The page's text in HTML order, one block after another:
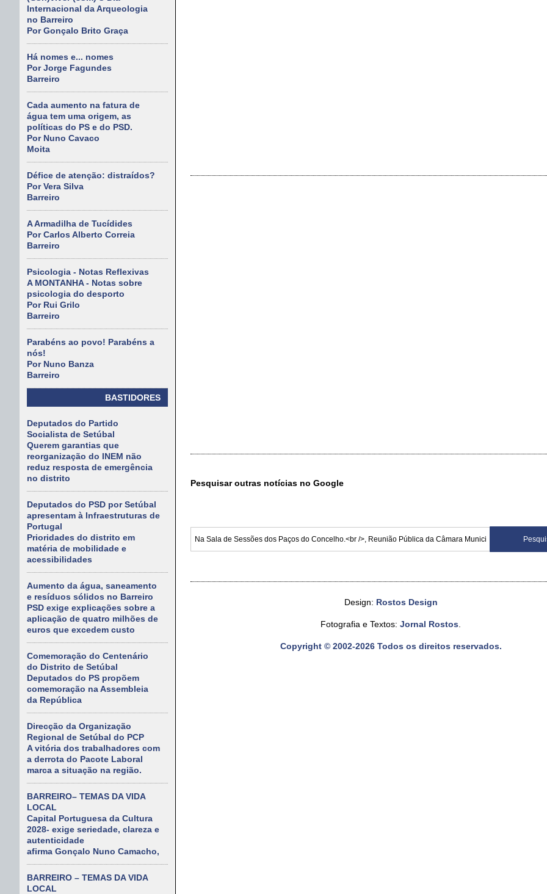
Internacional da Arqueologia
no Barreiro
Por Gonçalo Brito Graça
Há nomes e... nomes
Por Jorge Fagundes
Barreiro
Cada aumento na fatura de
água tem uma origem, as
políticas do PS e do PSD.
Por Nuno Cavaco
Moita
Défice de atenção: distraídos?
Por Vera Silva
Barreiro
A Armadilha de Tucídides
Por Carlos Alberto Correia
Barreiro
Psicologia - Notas Reflexivas
A MONTANHA - Notas sobre
psicologia do desporto
Por Rui Grilo
Barreiro
Parabéns ao povo! Parabéns a
nós!
Por Nuno Banza
Barreiro
BASTIDORES
Deputados do Partido
Socialista de Setúbal
Querem garantias que
reorganização do INEM não
reduz resposta de emergência
no distrito
Deputados do PSD por Setúbal
apresentam à Infraestruturas de
Portugal
Prioridades do distrito em
matéria de mobilidade e
acessibilidades
Aumento da água, saneamento
e resíduos sólidos no Barreiro
PSD exige explicações sobre a
aplicação de quatro milhões de
euros que excedem custo
Comemoração do Centenário
do Distrito de Setúbal
Deputados do PS propõem
comemoração na Assembleia
da República
Direcção da Organização
Regional de Setúbal do PCP
A vitória dos trabalhadores com
a derrota do Pacote Laboral
marca a situação na região.
BARREIRO– TEMAS DA VIDA
LOCAL
Capital Portuguesa da Cultura
2028- exige seriedade, clareza e
autenticidade
afirma Gonçalo Nuno Camacho,
BARREIRO – TEMAS DA VIDA
LOCAL
Pesquisar outras notícias no Google
Design: Rostos Design
Fotografia e Textos: Jornal Rostos
Copyright © 2002-2026 Todos os direitos reservados.